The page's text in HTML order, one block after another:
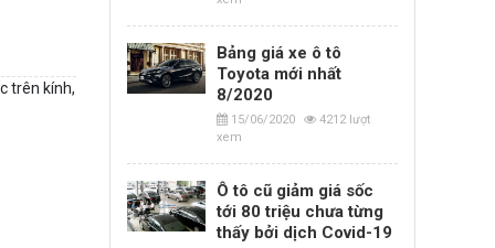
trên kính,
Bảng giá xe ô tô
Toyota mới nhất
8/2020
15/06/2020
4212 lượt
xem
Ô tô cũ giảm giá sốc
tới 80 triệu chưa từng
thấy bởi dịch Covid-19